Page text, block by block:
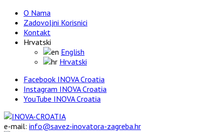
O Nama
Zadovoljni Korisnici
Kontakt
Hrvatski
English
Hrvatski
Facebook INOVA Croatia
Instagram INOVA Croatia
YouTube INOVA Croatia
e-mail: info@savez-inovatora-zagreba.hr